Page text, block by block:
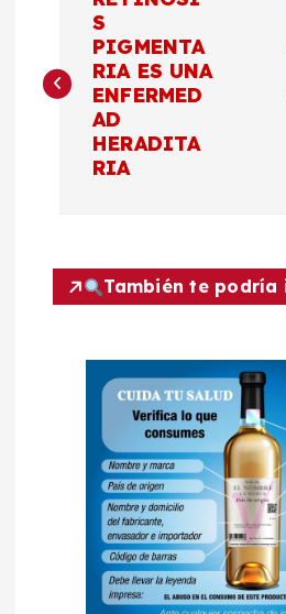
v
c
S
PIGMENTA
RIA ES UNA
ENFERMED
AD
HERADITA
RIA
También te podría